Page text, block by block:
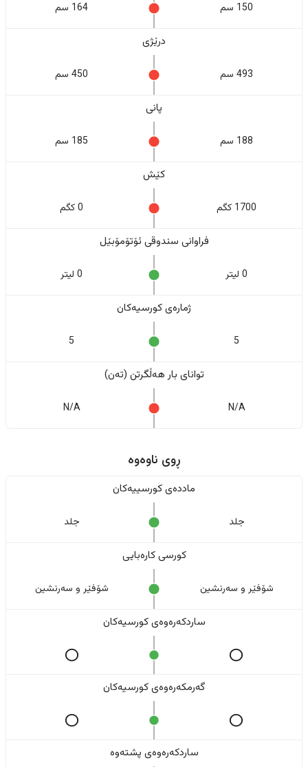
150 سم 164 سم
درێژی
493 سم 450 سم
پانی
188 سم 185 سم
کێش
1700 کگم 0 کگم
فراوانی سندوقی ئۆتۆمۆبێل
0 لیتر 0 لیتر
ژمارەی کورسیەکان
5
5
تواناى بار هەڵگرتن (تەن)
N/A
N/A
ڕوی ناوەوە
ماددەی کورسییەکان
جلد جلد
کورسی کارەبایی
شۆفێر و سەرنشین شۆفێر و سەرنشین
ساردکەرەوەی کورسیەکان
گەرمکەرەوەی کورسیەکان
ساردکەرەوەی پشتەوە